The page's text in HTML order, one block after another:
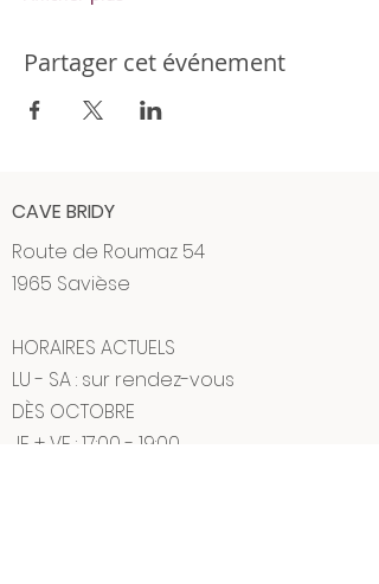
Partager cet événement
CAVE BRIDY
Route de Roumaz 54
1965 Savièse
HORAIRES ACTUELS
LU - SA : sur rendez-vous
DÈS OCTOBRE
JE + VE : 17:00 - 19:00